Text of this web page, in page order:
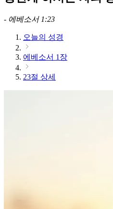
- 에베소서 1:23
오늘의 성경
에베소서 1장
23절 상세